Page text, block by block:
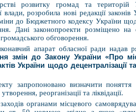
розвитку громад та
влади, розробила нові редакції
до Бюджетного кодексу України
Дані законопроекти розміщено на
обговорення.
апарат обласної ради надав
змін до Закону України «Про
України щодо децентралізації
запропоновано визначити
реорганізації та ліквідації.
органами місцевого